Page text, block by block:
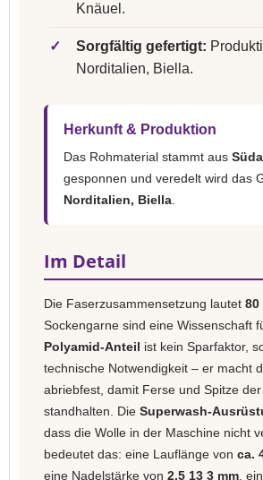
Knäuel.
✓ Sorgfältig gefertigt:
Norditalien, Biella.
Herkunft & Produktion
Das Rohmaterial stammt aus
gesponnen und veredelt wird das
Norditalien, Biella
Im Detail
Die Faserzusammensetzung lautet 80
Sockengarne sind eine Wissenschaft
Polyamid-Anteil ist kein Sparfaktor,
technische Notwendigkeit – er macht
abriebfest, damit Ferse und Spitze
standhalten. Die Superwash-
dass die Wolle in der Maschine nicht
bedeutet das: eine Lauflänge von ca.
eine Nadelstärke von 2,5 13 3 mm ,